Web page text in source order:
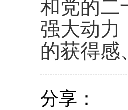
和党的二
强大动力
的获得感
分享：